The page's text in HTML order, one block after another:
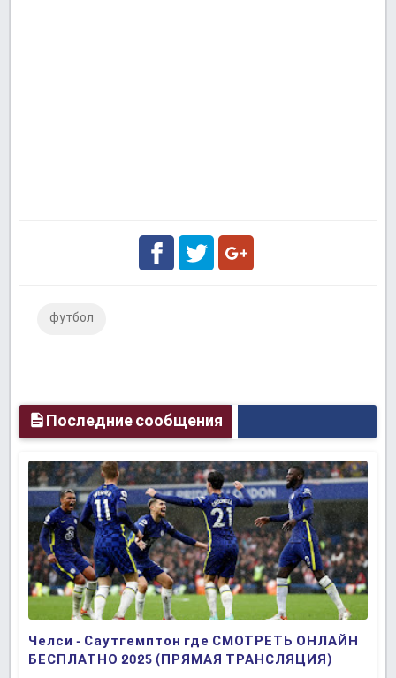
футбол
Последние сообщения
Челси - Саутгемптон где СМОТРЕТЬ ОНЛАЙН
БЕСПЛАТНО 2025 (ПРЯМАЯ ТРАНСЛЯЦИЯ)